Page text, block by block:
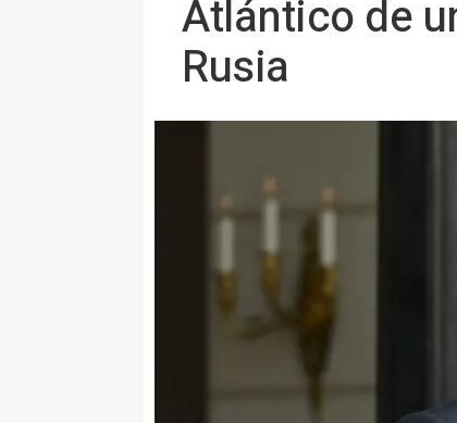
Atlántico de
Rusia